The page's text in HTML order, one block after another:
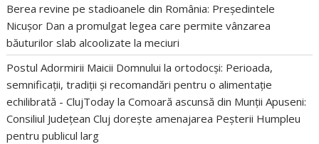
Berea revine pe stadioanele din România: Președintele
Nicușor Dan a promulgat legea care permite vânzarea
băuturilor slab alcoolizate la meciuri
Postul Adormirii Maicii Domnului la ortodocși: Perioada,
semnificații, tradiții și recomandări pentru o alimentație
echilibrată - ClujToday laComoară ascunsă din Munții Apuseni:
Consiliul Județean Cluj dorește amenajarea Peșterii Humpleu
pentru publicul larg